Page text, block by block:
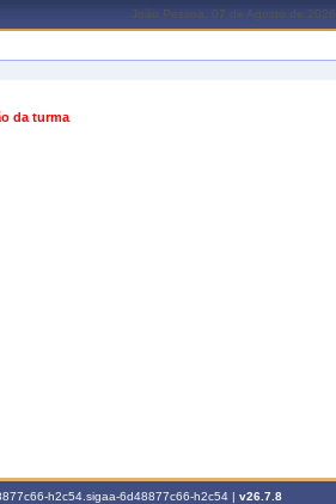
João Pessoa, 07 de Agosto de 2026
da turma
h2c54.sigaa-6d48877c66-h2c54 | v26.7.8